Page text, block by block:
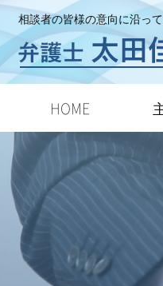
相談者の皆様の意向に沿っ
HOME